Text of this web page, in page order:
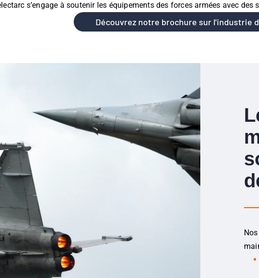
s’engage à soutenir les équipements des forces armées avec
Découvrez notre brochure sur l'industrie